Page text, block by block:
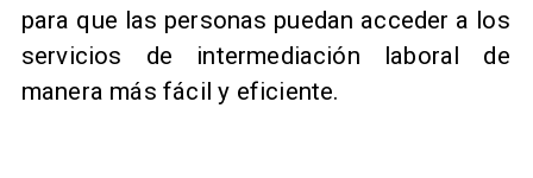
para que las personas puedan acceder a los
servicios de intermediación laboral de
manera más fácil y eficiente.